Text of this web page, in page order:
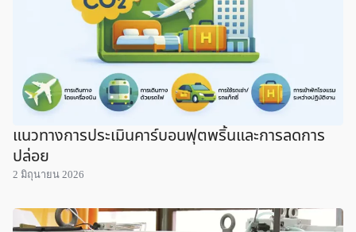
แนวทางการประเมินคาร์บอนฟุตพริ้นและการลดการ
ปล่อย
2 มิถุนายน 2026